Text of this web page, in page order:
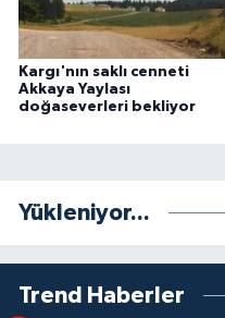
Kargı'nın saklı cenneti
Akkaya Yaylası
doğaseverleri bekliyor
Yükleniyor...
Trend Haberler